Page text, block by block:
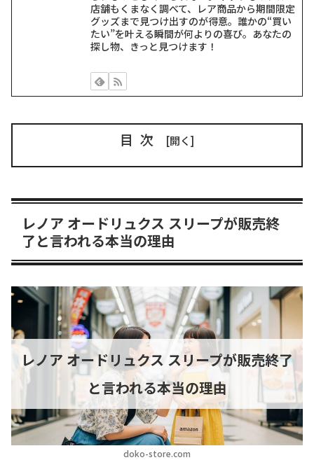
店舗もくまなく調べて、レア商品から期間限定
グッズまで見つけ出すのが得意。誰かの“買い
たい”を叶える瞬間が何よりの喜び。あなたの
探し物、きっと見つけます！
目次
レノア オードリュクス スリープが販売終
了と言われる本当の理由
doko-store.com
レノア オードリュクス スリープが販売終了
と言われる本当の理由